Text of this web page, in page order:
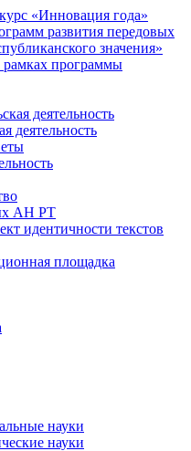
«Инновация года»
развития передовых
значения»
программы
деятельность
деятельность
АН РТ
идентичности текстов
площадка
науки
науки